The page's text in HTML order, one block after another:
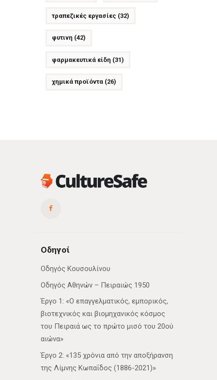
τραπεζικές εργασίες (32)
φυτινη (42)
φαρμακευτικά είδη (31)
χημικά προϊόντα(26)
Οδηγοί
Οδηγός Κουσουλίνου
Οδηγός Αθηνών – Πειραιώς 1950
Έργο 1: «Ο επαγγελματικός, εμπορικός,
βιοτεχνικός και βιομηχανικός κόσμος
του Πειραιά ως το πρώτο μισό του 20ού
αιώνα»
Έργο 2: «135 χρόνια από την αποξήρανση
της Λίμνης Κωπαΐδος (1886-2021)»